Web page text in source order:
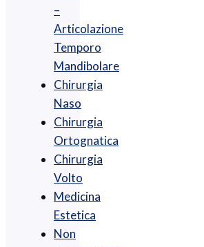
–
Articolazione
Temporo
Mandibolare
Chirurgia
Naso
Chirurgia
Ortognatica
Chirurgia
Volto
Medicina
Estetica
Non